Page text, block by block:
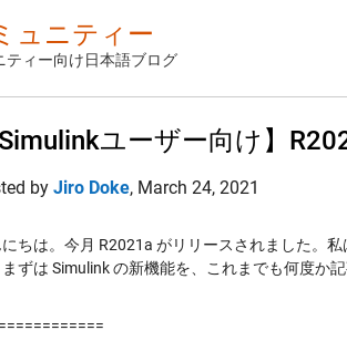
ュニティー
ティー向け日本語ブログ
Simulinkユーザー向け】
by Jiro Doke, March 24, 2021
にちは。今月 R2021a がリリースされました。
ずは Simulink の新機能を、これまでも何度か